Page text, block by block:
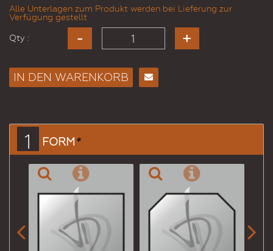
Alle Unterlagen zum Produkt werden bei Lieferung zur
Verfügung gestellt
Qty :
IN DEN WARENKORB
1 FORM*
 